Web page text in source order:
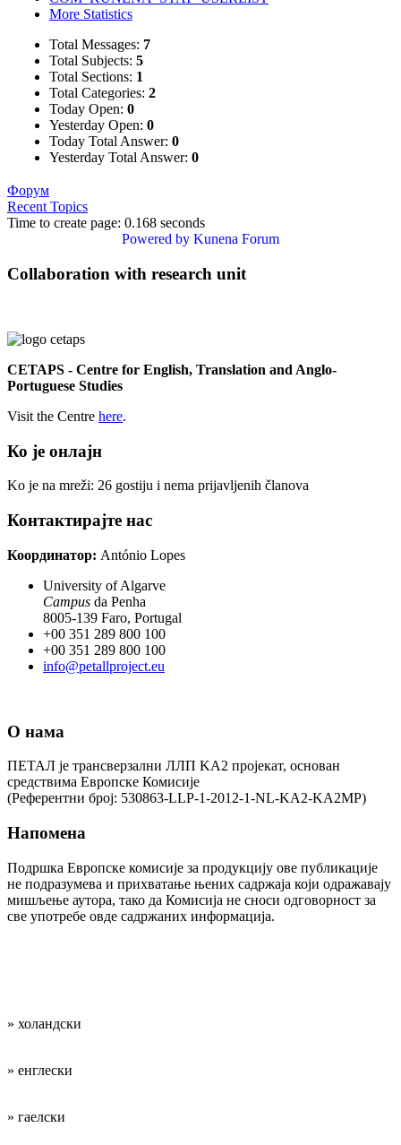
More Statistics
Total Messages: 7
Total Subjects: 5
Total Sections: 1
Total Categories: 2
Today Open: 0
Yesterday Open: 0
Today Total Answer: 0
Yesterday Total Answer: 0
Форум
Recent Topics
Time to create page: 0.168 seconds
Powered by Kunena Forum
Collaboration with research unit
CETAPS - Centre for English, Translation and Anglo-
Portuguese Studies
Visit the Centre here.
Ко је онлајн
Ko je na mreži: 26 gostiju i nema prijavljenih članova
Контактирајте нас
Координатор: António Lopes
University of Algarve
Campus da Penha
8005-139 Faro, Portugal
+00 351 289 800 100
+00 351 289 800 100
info@petallproject.eu
О нама
ПЕТАЛ је трансверзални ЛЛП KA2 пројекат, основан
средствима Европске Комисије
(Референтни број: 530863-LLP-1-2012-1-NL-KA2-KA2MP)
Напомена
Подршка Европске комисије за продукцију ове публикације
не подразумева и прихватање њених садржаја који одражавају
мишљење аутора, тако да Комисија не сноси одговорност за
све употребе овде садржаних информација.
» холандски
» енглески
» гаелски